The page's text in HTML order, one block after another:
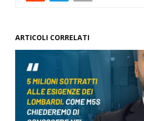
ARTICOLI CORRELATI